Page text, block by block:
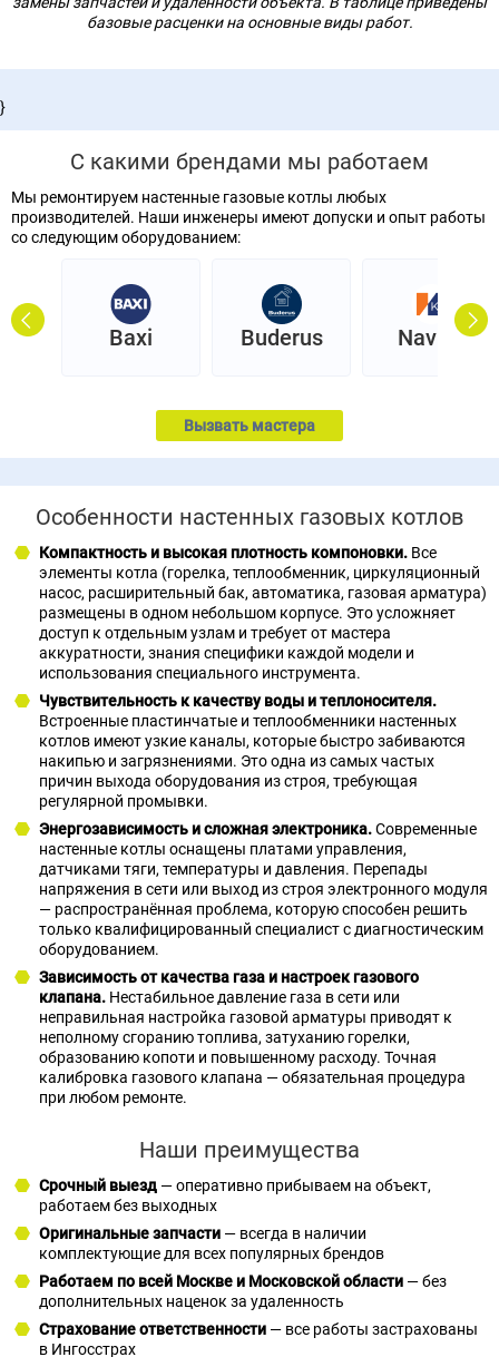
базовые расценки на основные виды работ.
}
С какими брендами мы работаем
Мы ремонтируем настенные газовые котлы любых
производителей. Наши инженеры имеют допуски и опыт работы
со следующим оборудованием:
Baxi Buderus Navien
Prev Next
Вызвать мастера
Особенности настенных газовых котлов
Компактность и высокая плотность компоновки. Все
элементы котла (горелка, теплообменник, циркуляционный
насос, расширительный бак, автоматика, газовая арматура)
размещены в одном небольшом корпусе. Это усложняет
доступ к отдельным узлам и требует от мастера
аккуратности, знания специфики каждой модели и
использования специального инструмента.
Чувствительность к качеству воды и теплоносителя.
Встроенные пластинчатые и теплообменники настенных
котлов имеют узкие каналы, которые быстро забиваются
накипью и загрязнениями. Это одна из самых частых
причин выхода оборудования из строя, требующая
регулярной промывки.
Энергозависимость и сложная электроника.Современные
настенные котлы оснащены платами управления,
датчиками тяги, температуры и давления. Перепады
напряжения в сети или выход из строя электронного модуля
— распространённая проблема, которую способен решить
только квалифицированный специалист с диагностическим
оборудованием.
Зависимость от качества газа и настроек газового
клапана. Нестабильное давление газа в сети или
неправильная настройка газовой арматуры приводят к
неполному сгоранию топлива, затуханию горелки,
образованию копоти и повышенному расходу. Точная
калибровка газового клапана — обязательная процедура
при любом ремонте.
Наши преимущества
Срочный выезд — оперативно прибываем на объект,
работаем без выходных
Оригинальные запчасти — всегда в наличии
комплектующие для всех популярных брендов
Работаем по всей Москве и Московской области — без
дополнительных наценок за удаленность
Страхование ответственности — все работы застрахованы
в Ингосстрах